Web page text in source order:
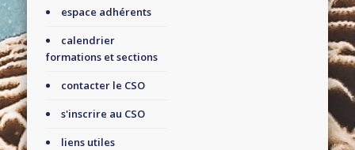
espace adhérents
calendrier
formations et sections
contacter le CSO
s'inscrire au CSO
liens utiles